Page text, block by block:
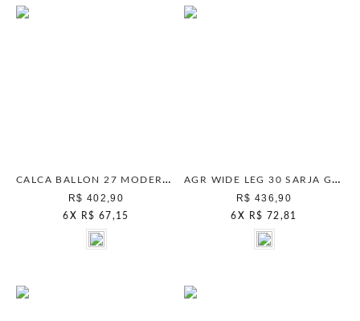
CALCA BALLON 27 MODERNA UNICA
R$ 402,90
6 X R$ 67,15
AGR WIDE LEG 30 SARJA GOLD AVELA INTENSO
R$ 436,90
6 X R$ 72,81